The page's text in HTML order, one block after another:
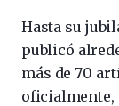
Hasta su
publicó
más de 70
oficialmente,